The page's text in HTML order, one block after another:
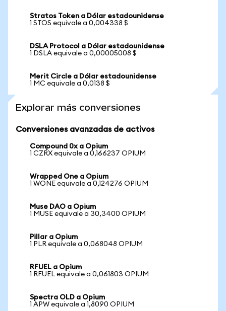
Stratos Token a Dólar estadounidense
1 STOS equivale a 0,004338 $
DSLA Protocol a Dólar estadounidense
1 DSLA equivale a 0,00005008 $
Merit Circle a Dólar estadounidense
1 MC equivale a 0,0138 $
Explorar más conversiones
Conversiones avanzadas de activos
Compound 0x a Opium
1 CZRX equivale a 0,166237 OPIUM
Wrapped One a Opium
1 WONE equivale a 0,124276 OPIUM
Muse DAO a Opium
1 MUSE equivale a 30,3400 OPIUM
Pillar a Opium
1 PLR equivale a 0,068048 OPIUM
RFUEL a Opium
1 RFUEL equivale a 0,061803 OPIUM
Spectra OLD a Opium
1 APW equivale a 1,8090 OPIUM